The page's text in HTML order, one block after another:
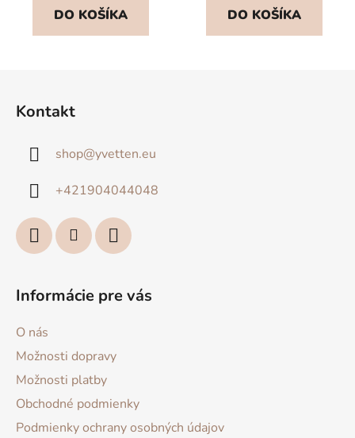
DO KOŠÍKA DO KOŠÍKA
Kontakt
shop@yvetten.eu
+421904044048
Informácie pre vás
O nás
Možnosti dopravy
Možnosti platby
Obchodné podmienky
Podmienky ochrany osobných údajov